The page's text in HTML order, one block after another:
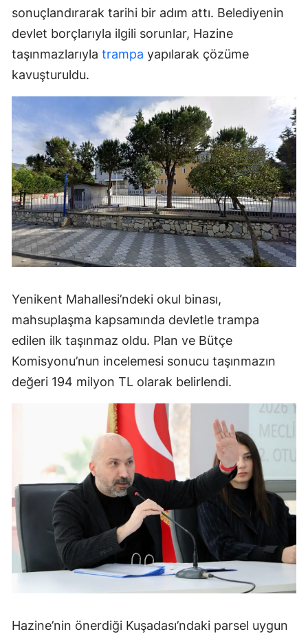
sonuçlandırarak tarihi bir adım attı. Belediyenin
devlet borçlarıyla ilgili sorunlar, Hazine
taşınmazlarıyla trampa yapılarak çözüme
kavuşturuldu.
Yenikent Mahallesi’ndeki okul binası,
mahsuplaşma kapsamında devletle trampa
edilen ilk taşınmaz oldu. Plan ve Bütçe
Komisyonu’nun incelemesi sonucu taşınmazın
değeri 194 milyon TL olarak belirlendi.
Hazine’nin önerdiği Kuşadası’ndaki parsel uygun